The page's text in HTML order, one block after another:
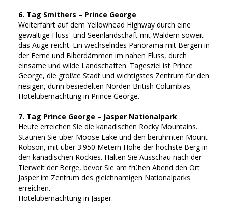
6. Tag Smithers – Prince George
Weiterfahrt auf dem Yellowhead Highway durch eine
gewaltige Fluss- und Seenlandschaft mit Wäldern soweit
das Auge reicht. Ein wechselndes Panorama mit Bergen in
der Ferne und Biberdämmen im nahen Fluss, durch
einsame und wilde Landschaften. Tagesziel ist Prince
George, die größte Stadt und wichtigstes Zentrum für den
riesigen, dünn besiedelten Norden British Columbias.
Hotelübernachtung in Prince George.
7. Tag Prince George – Jasper Nationalpark
Heute erreichen Sie die kanadischen Rocky Mountains.
Staunen Sie über Moose Lake und den berühmten Mount
Robson, mit über 3.950 Metern Höhe der höchste Berg in
den kanadischen Rockies. Halten Sie Ausschau nach der
Tierwelt der Berge, bevor Sie am frühen Abend den Ort
Jasper im Zentrum des gleichnamigen Nationalparks
erreichen.
Hotelübernachtung in Jasper.